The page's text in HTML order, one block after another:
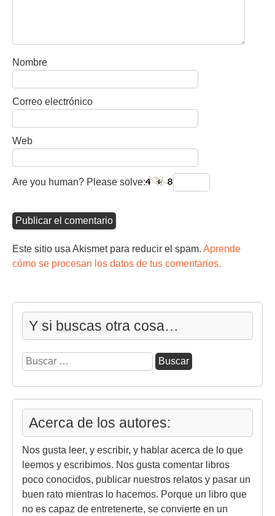
Nombre
Correo electrónico
Web
Are you human? Please solve:
Este sitio usa Akismet para reducir el spam. Aprende
cómo se procesan los datos de tus comentarios.
Y si buscas otra cosa…
Buscar:
Acerca de los autores:
Nos gusta leer, y escribir, y hablar acerca de lo que
leemos y escribimos. Nos gusta comentar libros
poco conocidos, publicar nuestros relatos y pasar un
buen rato mientras lo hacemos. Porque un libro que
no es capaz de entretenerte, se convierte en un